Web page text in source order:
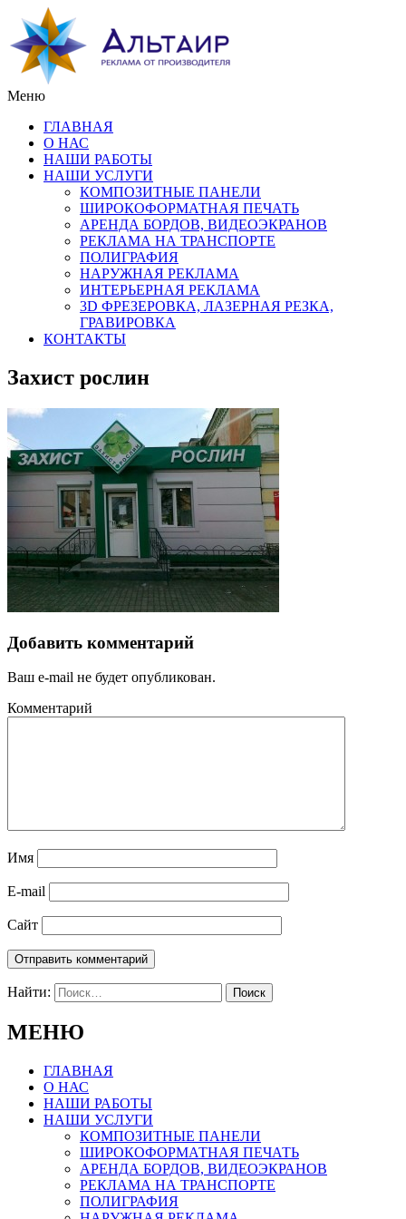
Меню
ГЛАВНАЯ
О НАС
НАШИ РАБОТЫ
НАШИ УСЛУГИ
КОМПОЗИТНЫЕ ПАНЕЛИ
ШИРОКОФОРМАТНАЯ ПЕЧАТЬ
АРЕНДА БОРДОВ, ВИДЕОЭКРАНОВ
РЕКЛАМА НА ТРАНСПОРТЕ
ПОЛИГРАФИЯ
НАРУЖНАЯ РЕКЛАМА
ИНТЕРЬЕРНАЯ РЕКЛАМА
3D ФРЕЗЕРОВКА, ЛАЗЕРНАЯ РЕЗКА,
ГРАВИРОВКА
КОНТАКТЫ
Захист рослин
Добавить комментарий
Ваш e-mail не будет опубликован.
Комментарий
Имя
E-mail
Сайт
Найти:
МЕНЮ
ГЛАВНАЯ
О НАС
НАШИ РАБОТЫ
НАШИ УСЛУГИ
КОМПОЗИТНЫЕ ПАНЕЛИ
ШИРОКОФОРМАТНАЯ ПЕЧАТЬ
АРЕНДА БОРДОВ, ВИДЕОЭКРАНОВ
РЕКЛАМА НА ТРАНСПОРТЕ
ПОЛИГРАФИЯ